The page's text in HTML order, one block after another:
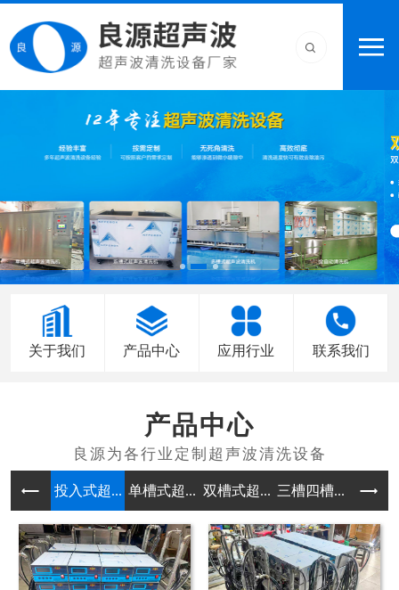
关于我们 产品中心 应用行业 联系我们
产品中心
投入式超... 单槽式超... 双槽式超... 三槽四槽... 多槽